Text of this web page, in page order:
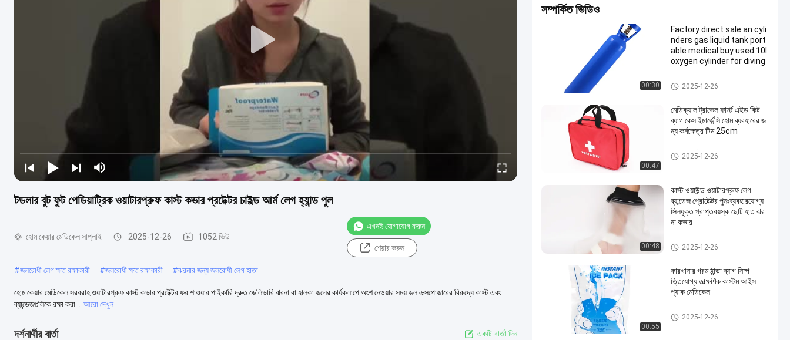
টডলার বুট ফুট পেডিয়াট্রিক ওয়াটারপ্রুফ কাস্ট কভার প্রটেক্টর চাইল্ড আর্ম লেগ হ্যান্ড পুল
হোম কেয়ার মেডিকেল সাপ্লাই 2025-12-26 1052 ভিউ
এখনই যোগাযোগ করুন
শেয়ার করুন
#জলরোধী লেগ ক্ষত রক্ষাকারী #জলরোধী ক্ষত রক্ষাকারী #ঝরনার জন্য জলরোধী লেগ হাতা
হোম কেয়ার মেডিকেল সরবরাহ ওয়াটারপ্রুফ কাস্ট কভার প্রটেক্টর ফর শাওয়ার পাইকারি দ্রুত ডেলিভারি ঝরনা বা হালকা জলের কার্যকলাপে অংশ নেওয়ার সময় জল এক্সপোজারের বিরুদ্ধে কাস্ট এবং
ব্যান্ডেজগুলিকে রক্ষা করা...
আরো দেখুন
দর্শনার্থীর বার্তা একটি বার্তা দিন
সম্পর্কিত ভিডিও
00:30
Factory direct sale an cyli
nders gas liquid tank port
able medical buy used 10l
oxygen cylinder for diving
হোম কেয়ার মেডিকেল সাপ্লাই
2025-12-26
00:47
মেডিক্যাল ট্রাভেল ফার্স্ট এইড কিট
ব্যাগ কেস ইমার্জেন্সি হোম ব্যবহারের জ
ন্য কর্মক্ষেত্র টিম 25cm
ভ্রমণ ফার্স্ট এইড কিট
2025-12-26
00:48
কাস্ট ওয়াউন্ড ওয়াটারপ্রুফ লেগ
ব্যান্ডেজ প্রোটেক্টর পুনঃব্যবহারযোগ্য
সিলযুক্ত প্রাপ্তবয়স্ক ছোট হাত ঝর
না কভার
হোম কেয়ার মেডিকেল সাপ্লাই
2025-12-26
00:55
কারখানার গরম ঠান্ডা ব্যাগ নিষ্প
ত্তিযোগ্য তাত্ক্ষণিক কাস্টম আইস
প্যাক মেডিকেল
হোম কেয়ার মেডিকেল সাপ্লাই
2025-12-26